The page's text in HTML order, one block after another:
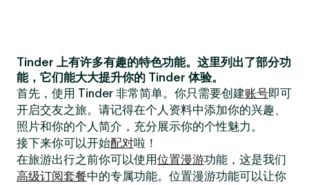
Tinder 上有许多有趣的特色功能。这里列出了部分功
能，它们能大大提升你的 Tinder 体验。
首先，使用 Tinder 非常简单。你只需要创建账号即可
开启交友之旅。请记得在个人资料中添加你的兴趣、
照片和你的个人简介，充分展示你的个性魅力。
接下来你可以开始配对啦！
在旅游出行之前你可以使用位置漫游功能，这是我们
高级订阅套餐中的专属功能。位置漫游功能可以让你